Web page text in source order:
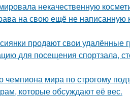
некачественную
на свою ещё не написанную
продают свои удалённые
для посещения спортзала,
чемпиона мира по строгому
которые обсуждают её вес.